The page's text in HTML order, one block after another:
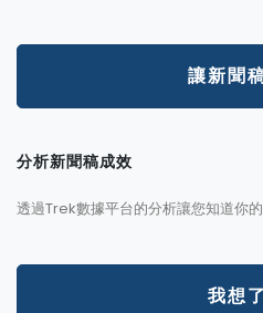
讓新聞
分析新聞稿成效
透過Trek數據平台的分析讓您知道你
我想